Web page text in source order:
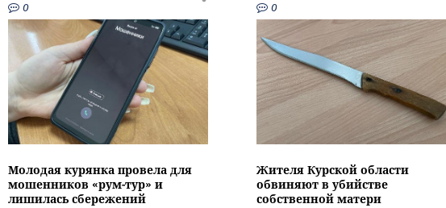
0
0
Молодая курянка провела для
мошенников «рум-тур» и
лишилась сбережений
Жителя Курской области
обвиняют в убийстве
собственной матери